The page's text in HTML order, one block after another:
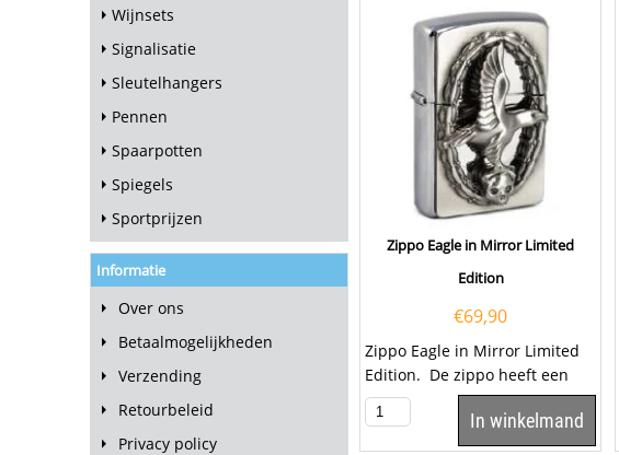
Wijnsets
Signalisatie
Sleutelhangers
Pennen
Spaarpotten
Spiegels
Sportprijzen
Informatie
Over ons
Betaalmogelijkheden
Verzending
Retourbeleid
Privacy policy
Zippo Eagle in Mirror Limited
Edition
€69,90
Zippo Eagle in Mirror Limited
Edition. De zippo heeft een
hoogglans afwerking met aan
de...
In winkelmand